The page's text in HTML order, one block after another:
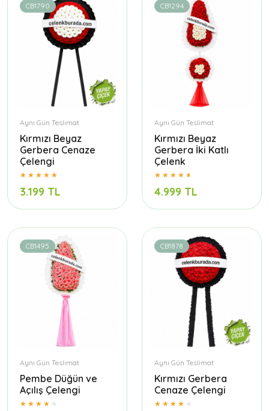
CB1790
Aynı Gün Teslimat
Kırmızı Beyaz
Gerbera Cenaze
Çelengi
3.199 TL
CB1294
Aynı Gün Teslimat
Kırmızı Beyaz
Gerbera İki Katlı
Çelenk
4.999 TL
CB1495
Aynı Gün Teslimat
Pembe Düğün ve
Açılış Çelengi
CB1878
Aynı Gün Teslimat
Kırmızı Gerbera
Cenaze Çelengi